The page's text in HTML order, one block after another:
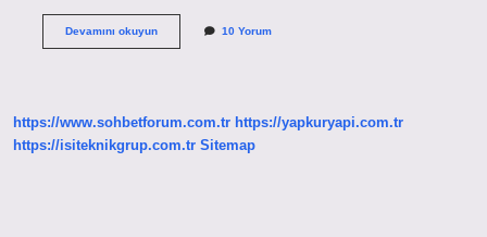
Devamını okuyunŞah
10 Yorum
https://www.sohbetforum.com.tr https://yapkuryapi.com.tr
https://isiteknikgrup.com.tr Sitemap